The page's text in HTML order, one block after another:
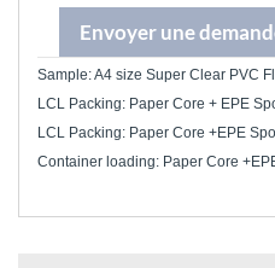
Envoyer une
Sample: A4 size Super Clear PVC
LCL Packing: Paper Core + EPE
LCL Packing: Paper Core +EPE
Container loading: Paper Core